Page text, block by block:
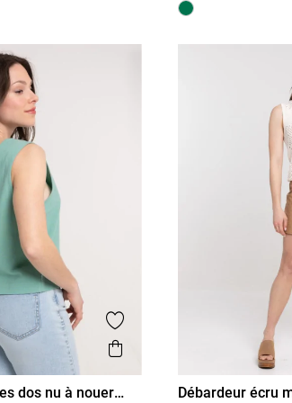
Ajouter aux favoris
Aperçu rapide
dos nu à nouer
Débardeur écru